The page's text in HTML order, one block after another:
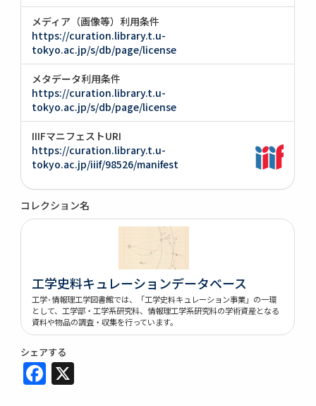
メディア（画像等）利用条件
https://curation.library.t.u-
tokyo.ac.jp/s/db/page/license
メタデータ利用条件
https://curation.library.t.u-
tokyo.ac.jp/s/db/page/license
IIIFマニフェストURI
https://curation.library.t.u-
tokyo.ac.jp/iiif/98526/manifest
コレクション名
工学史料キュレーションデータベース
工学･情報理工学図書館では、「工学史料キュレーション事業」の一環
として、工学部・工学系研究科、情報理工学系研究科の学術資産となる
資料や物品の調査・収集を行っています。
シェアする
Facebook